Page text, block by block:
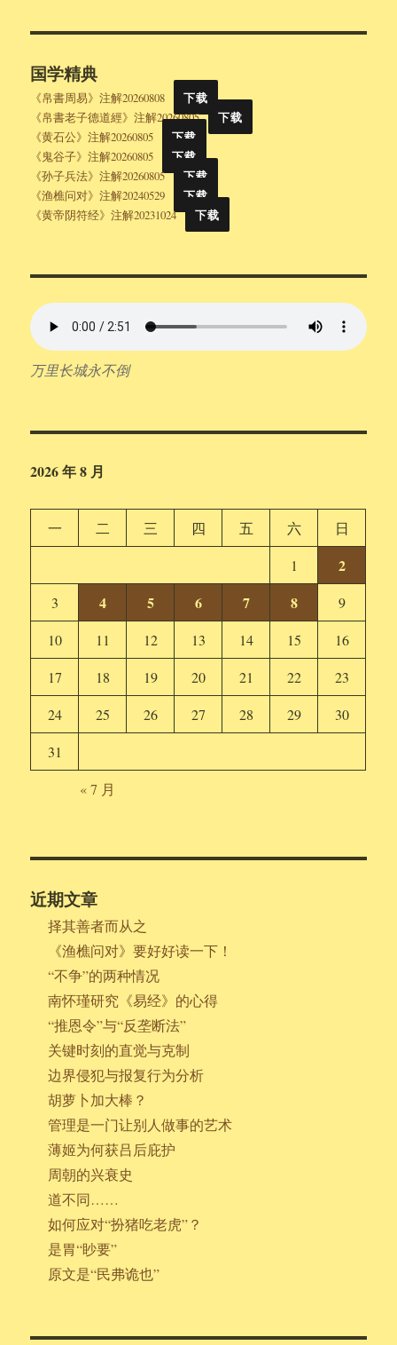
国学精典
《帛書周易》注解20260808
下载
《帛書老子德道經》注解20260805
下载
《黄石公》注解20260805
下载
《鬼谷子》注解20260805
下载
《孙子兵法》注解20260805
下载
《渔樵问对》注解20240529
下载
《黄帝阴符经》注解20231024
下载
万里长城永不倒
2026 年 8 月
一 二 三 四 五 六
日
1
2
3 4 5 6 7 8
9
10
11 12 13 14 15
16
17
18 19 20 21 22
23
24
25 26 27 28 29
30
31
« 7 月
近期文章
择其善者而从之
《渔樵问对》要好好读一下！
“不争”的两种情况
南怀瑾研究《易经》的心得
“推恩令”与“反垄断法”
关键时刻的直觉与克制
边界侵犯与报复行为分析
胡萝卜加大棒？
管理是一门让别人做事的艺术
薄姬为何获吕后庇护
周朝的兴衰史
道不同……
如何应对“扮猪吃老虎”？
是胃“眇要”
原文是“民弗诡也”